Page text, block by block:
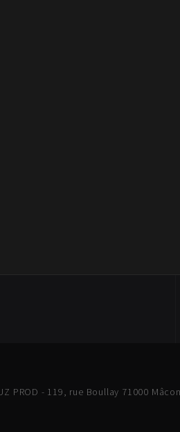
PROD - 119, rue Boullay 71000